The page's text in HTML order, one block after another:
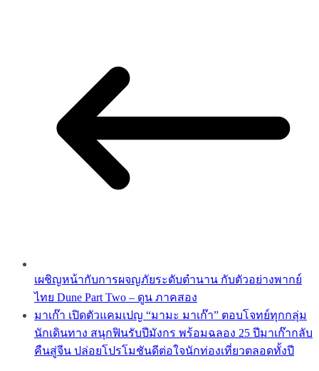
เผชิญหน้ากับการผจญภัยระดับตำนาน กับตัวอย่างพากย์
ไทย Dune Part Two – ดูน ภาคสอง
มาเก๊า เปิดตัวแคมเปญ “มามะ มาเก๊า” ตอบโจทย์ทุกกลุ่ม
นักเดินทาง สนุกฟินรับปีมังกร พร้อมฉลอง 25 ปีมาเก๊ากลับ
คืนสู่จีน ปล่อยโปรโมชันดีต่อใจนักท่องเที่ยวตลอดทั้งปี